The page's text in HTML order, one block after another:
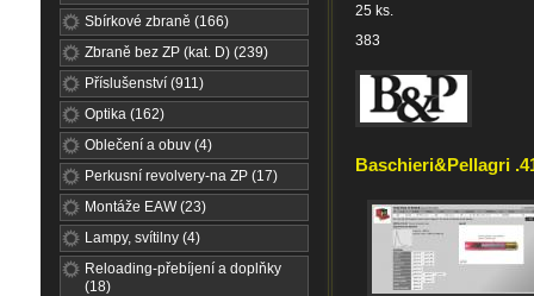
Sbírkové zbraně (166)
Zbraně bez ZP (kat. D) (239)
Příslušenství (911)
Optika (162)
Oblečení a obuv (4)
Perkusní revolvery-na ZP (17)
Montáže EAW (23)
Lampy, svítilny (4)
Reloading-přebíjení a doplňky
(18)
25 ks.
383
Baschieri&Pellagri